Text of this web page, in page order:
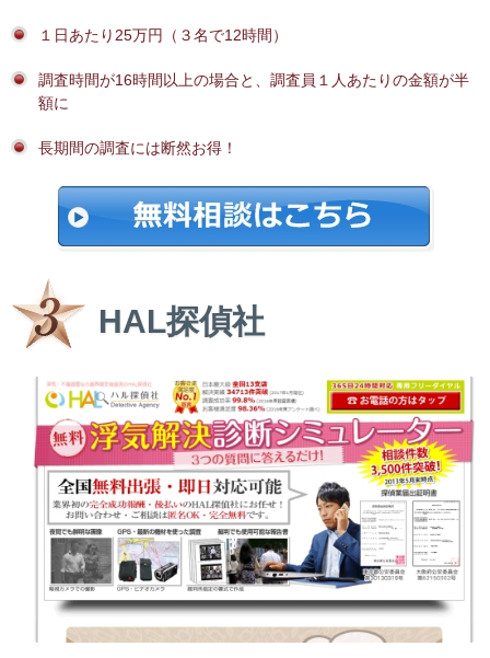
１日あたり25万円（３名で12時間）
調査時間が16時間以上の場合と、調査員１人あたりの金額が半
額に
長期間の調査には断然お得！
HAL探偵社